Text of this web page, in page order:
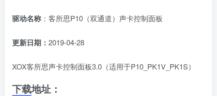
驱动名称 ：客所思P10（双通道）声卡控制面板
更新日期： 2019-04-28
XOX客所思声卡控制面板3.0（适用于P10_PK1V_PK1S）
下载地址 ：